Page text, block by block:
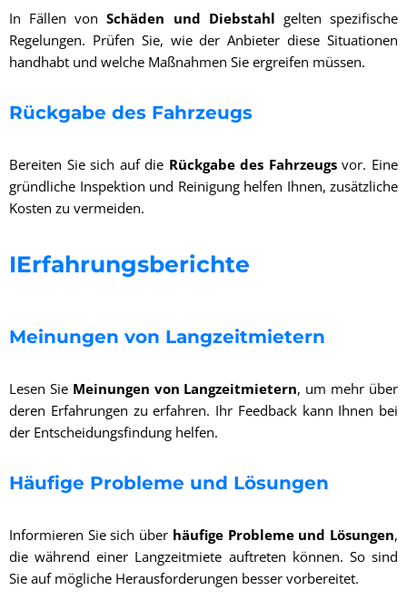
In Fällen vonSchäden und Diebstahl gelten spezifische
Regelungen. Prüfen Sie, wie der Anbieter diese Situationen
handhabt und welche Maßnahmen Sie ergreifen müssen.
Rückgabe des Fahrzeugs
Bereiten Sie sich auf die Rückgabe des Fahrzeugsvor. Eine
gründliche Inspektion und Reinigung helfen Ihnen, zusätzliche
Kosten zu vermeiden.
IErfahrungsberichte
Meinungen von Langzeitmietern
Lesen Sie Meinungen von Langzeitmietern, um mehr über
deren Erfahrungen zu erfahren. Ihr Feedback kann Ihnen bei
der Entscheidungsfindung helfen.
Häufige Probleme und Lösungen
Informieren Sie sich über häufige Probleme und Lösungen,
die während einer Langzeitmiete auftreten können. So sind
Sie auf mögliche Herausforderungen besser vorbereitet.